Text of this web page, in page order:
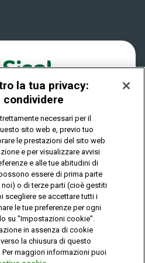
MINORI E PUÒ CAUSARE
PATOLOGICA
S.p.A. - P.I. 02433760135
Cookies
Mappa
del
sito
la tua privacy:
necessari per il
sito web e, previo tuo
le prestazioni del sito web
e per visualizzare avvisi
e alle tue abitudini di
essere di prima parte
o di terze parti (cioè gestiti
scegliere se accettare tutti i
le tue preferenze per ogni
su "Impostazioni cookie".
in assenza di cookie
la chiusura di questo
Per maggiori informazioni puoi